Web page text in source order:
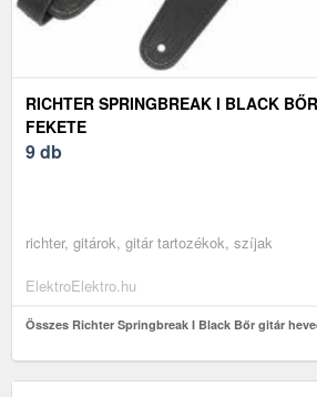
RICHTER SPRINGBREAK I BLACK
FEKETE
9 db
richter, gitárok, gitár tartozékok, szíjak
ElektroElektro.hu
Összes Richter Springbreak I Black Bőr gitár